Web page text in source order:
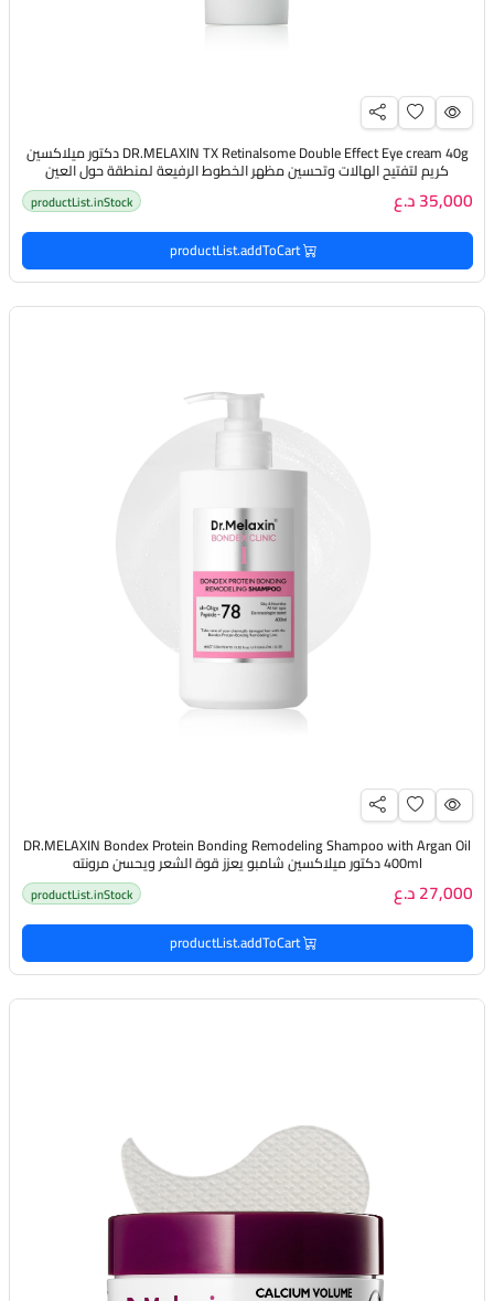
DR.MELAXIN TX Retinalsome Double Effect Eye cream 40g دكتور ميلاكسين
كريم لتفتيح الهالات وتحسين مظهر الخطوط الرفيعة لمنطقة حول العين
35,000 د.ع productList.inStock
productList.addToCart
DR.MELAXIN Bondex Protein Bonding Remodeling Shampoo with Argan Oil
400ml دكتور ميلاكسين شامبو يعزز قوة الشعر ويحسن مرونته
27,000 د.ع productList.inStock
productList.addToCart